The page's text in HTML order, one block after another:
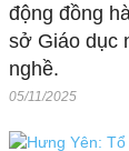
động đồng
sở Giáo dục
nghề.
05/11/2025